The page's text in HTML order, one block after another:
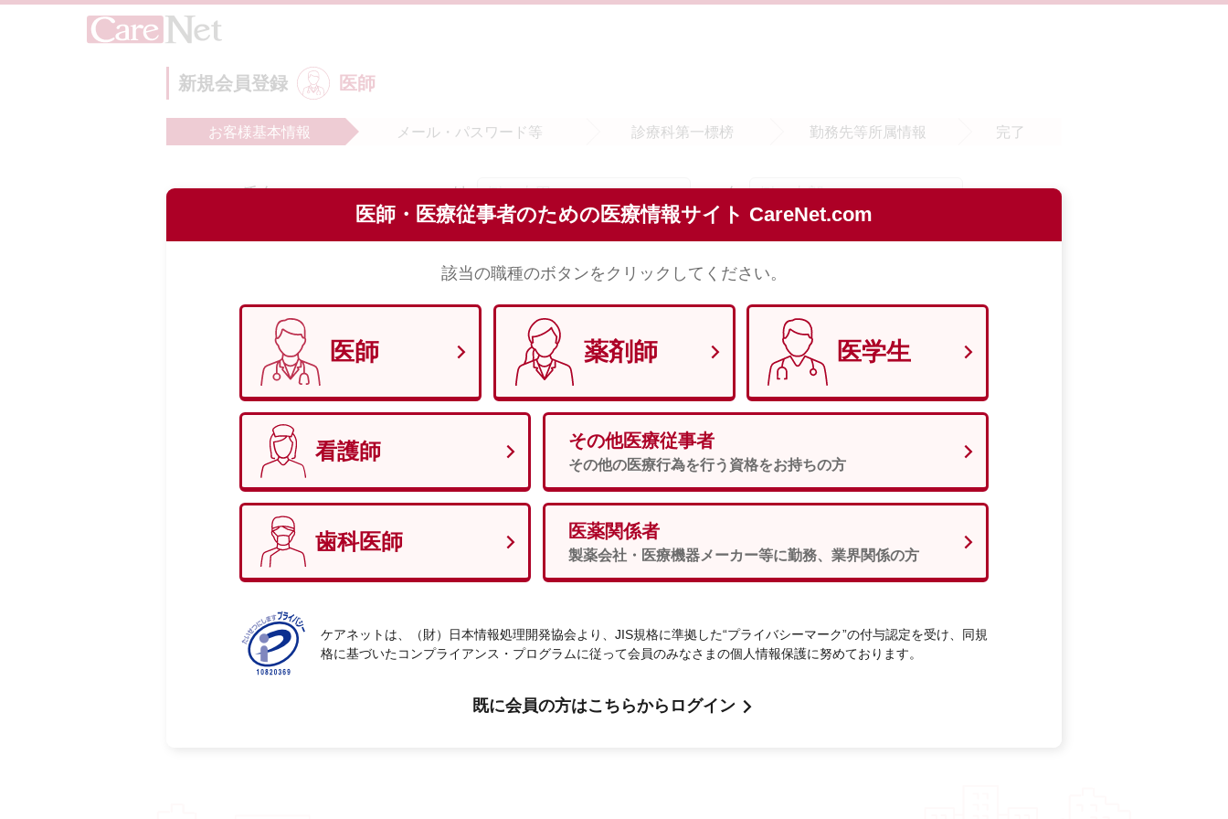
医師・医療従事者のための医療情報サイト CareNet.com
該当の職種のボタンをクリックしてください。
医師 薬剤師 医学生
看護師 その他医療従事者
その他の医療行為を行う資格をお持ちの方
歯科医師 医薬関係者
製薬会社・医療機器メーカー等に勤務、業界関係の方
ケアネットは、（財）日本情報処理開発協会より、JIS規格に準拠した“プライバシーマーク”の付与認定を受け、同規
格に基づいたコンプライアンス・プログラムに従って会員のみなさまの個人情報保護に努めております。
既に会員の方はこちらからログイン
新規会員登録 医師
お客様基本情報 メール・ パスワード等 診療科第一標榜 勤務先等 所属情報 完了
氏名 姓 名
※全角で入力してください。
セイ メイ
※全角（カナ）で入力してください。
生年月日
※半角数字8文字で入力してください。 （例）1970年1月29日 → 19700129
性別 男性 女性
次へ